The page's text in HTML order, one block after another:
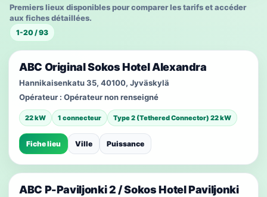
Premiers lieux disponibles pour comparer les tarifs et accéder
aux fiches détaillées.
1-20 / 93
ABC Original Sokos Hotel Alexandra
Hannikaisenkatu 35, 40100, Jyväskylä
Opérateur : Opérateur non renseigné
22 kW 1 connecteur Type 2 (Tethered Connector) 22 kW
Fiche lieu Ville Puissance
ABC P-Paviljonki 2 / Sokos Hotel Paviljonki